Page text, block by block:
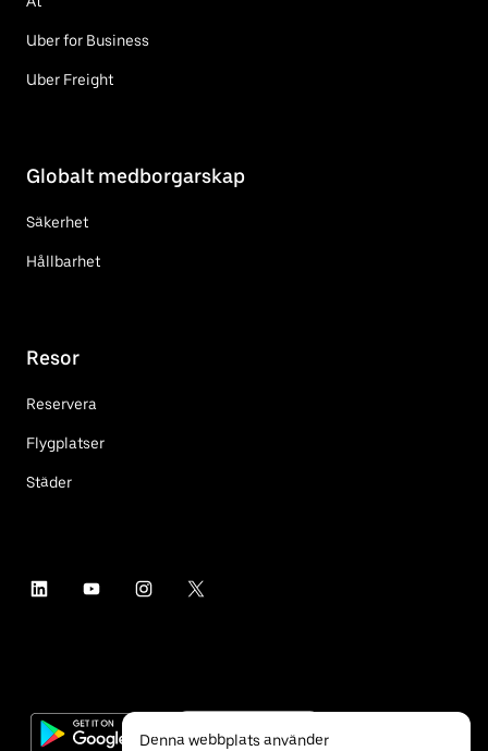
Uber for Business
Uber Freight
Globalt medborgarskap
Säkerhet
Hållbarhet
Resor
Reservera
Flygplatser
Städer
Denna webbplats använder